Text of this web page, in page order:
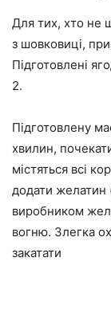
Для тих, хто не
з шовковиці,
Підготовлені
2.
Підготовлену
хвилин,
містяться всі
додати желатин
виробником
вогню. Злегка
закатати